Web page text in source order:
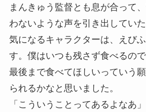
まんきゅう監督とも息が合って
わないような声を引き出していた
気になるキャラクターは、えび
す。僕はいつも残さず食べるので
最後まで食べてほしいっていう
られるかなと思いました。
「こういうことってあるよなあ